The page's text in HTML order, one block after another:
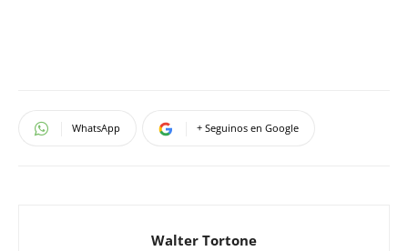
WhatsApp + Seguinos en Google
Walter Tortone